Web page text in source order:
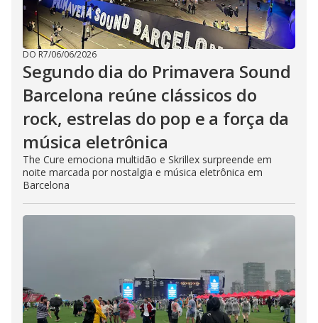
DO R7/06/06/2026
Segundo dia do Primavera Sound
Barcelona reúne clássicos do
rock, estrelas do pop e a força da
música eletrônica
The Cure emociona multidão e Skrillex surpreende em
noite marcada por nostalgia e música eletrônica em
Barcelona